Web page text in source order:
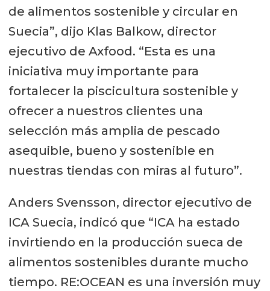
de alimentos sostenible y circular en
Suecia”, dijo Klas Balkow, director
ejecutivo de Axfood. “Esta es una
iniciativa muy importante para
fortalecer la piscicultura sostenible y
ofrecer a nuestros clientes una
selección más amplia de pescado
asequible, bueno y sostenible en
nuestras tiendas con miras al futuro”.
Anders Svensson, director ejecutivo de
ICA Suecia, indicó que “ICA ha estado
invirtiendo en la producción sueca de
alimentos sostenibles durante mucho
tiempo. RE:OCEAN es una inversión muy